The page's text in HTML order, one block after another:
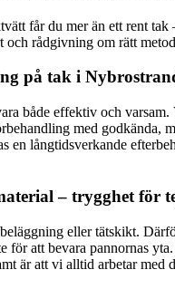
får du mer än ett rent
och rådgivning om rätt
på tak i
både effektiv och
med godkända,
en långtidsverkande
– trygghet för
eller tätskikt.
för att bevara pannornas
är att vi alltid arbetar med